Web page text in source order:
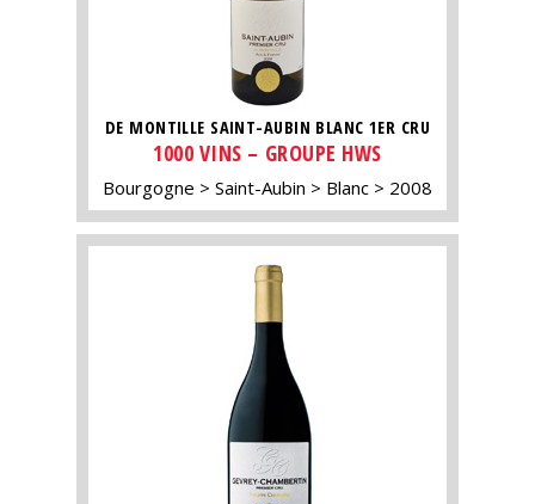
DE MONTILLE SAINT-AUBIN BLANC 1ER CRU
1000 VINS – GROUPE HWS
Bourgogne Saint-Aubin Blanc 2008